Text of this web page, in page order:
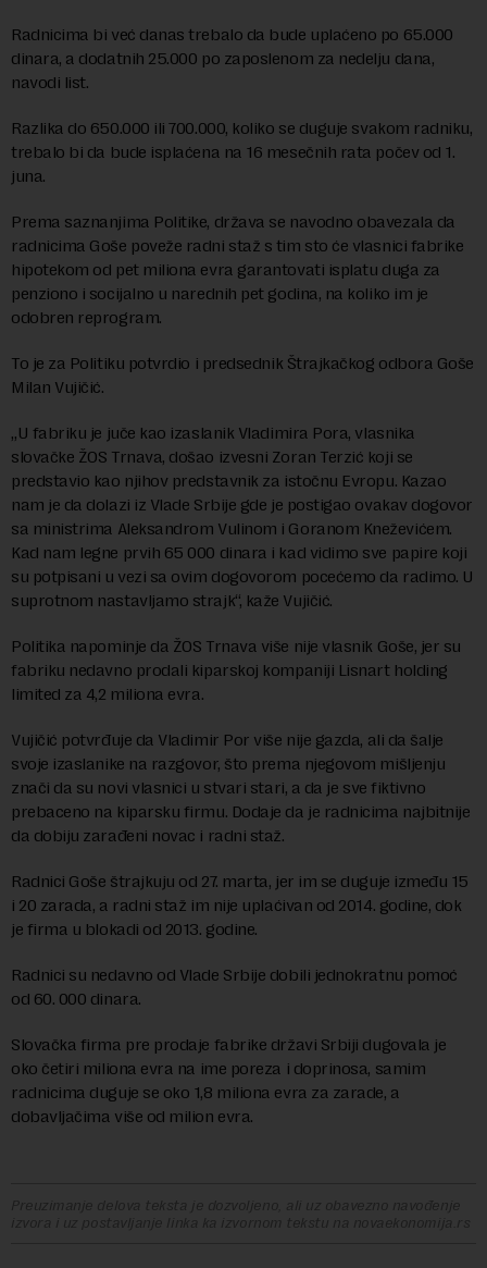
Radnicima bi već danas trebalo da bude uplaćeno po 65.000
dinara, a dodatnih 25.000 po zaposlenom za nedelju dana,
navodi list.
Razlika do 650.000 ili 700.000, koliko se duguje svakom radniku,
trebalo bi da bude isplaćena na 16 mesečnih rata počev od 1.
juna.
Prema saznanjima Politike, država se navodno obavezala da
radnicima Goše poveže radni staž s tim sto će vlasnici fabrike
hipotekom od pet miliona evra garantovati isplatu duga za
penziono i socijalno u narednih pet godina, na koliko im je
odobren reprogram.
To je za Politiku potvrdio i predsednik Štrajkačkog odbora Goše
Milan Vujičić.
„U fabriku je juče kao izaslanik Vladimira Pora, vlasnika
slovačke ŽOS Trnava, došao izvesni Zoran Terzić koji se
predstavio kao njihov predstavnik za istočnu Evropu. Kazao
nam je da dolazi iz Vlade Srbije gde je postigao ovakav dogovor
sa ministrima Aleksandrom Vulinom i Goranom Kneževićem.
Kad nam legne prvih 65 000 dinara i kad vidimo sve papire koji
su potpisani u vezi sa ovim dogovorom pocećemo da radimo. U
suprotnom nastavljamo strajk“, kaže Vujičić.
Politika napominje da ŽOS Trnava više nije vlasnik Goše, jer su
fabriku nedavno prodali kiparskoj kompaniji Lisnart holding
limited za 4,2 miliona evra.
Vujičić potvrđuje da Vladimir Por više nije gazda, ali da šalje
svoje izaslanike na razgovor, što prema njegovom mišljenju
znači da su novi vlasnici u stvari stari, a da je sve fiktivno
prebaceno na kiparsku firmu. Dodaje da je radnicima najbitnije
da dobiju zarađeni novac i radni staž.
Radnici Goše štrajkuju od 27. marta, jer im se duguje između 15
i 20 zarada, a radni staž im nije uplaćivan od 2014. godine, dok
je firma u blokadi od 2013. godine.
Radnici su nedavno od Vlade Srbije dobili jednokratnu pomoć
od 60. 000 dinara.
Slovačka firma pre prodaje fabrike državi Srbiji dugovala je
oko četiri miliona evra na ime poreza i doprinosa, samim
radnicima duguje se oko 1,8 miliona evra za zarade, a
dobavljačima više od milion evra.
Preuzimanje delova teksta je dozvoljeno, ali uz obavezno navođenje
izvora i uz postavljanje linka ka izvornom tekstu na novaekonomija.rs